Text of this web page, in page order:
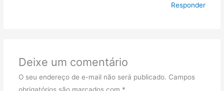
Responder
Deixe um comentário
O seu endereço de e-mail não será publicado. Campos
obrigatórios são marcados com *